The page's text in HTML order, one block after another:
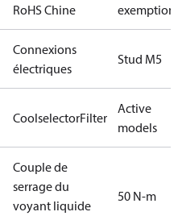
RoHS Chine
exemptions
Connexions
électriques
Stud M5
CoolselectorFilter
Active
models
Couple de
serrage du
voyant liquide
50 N-m